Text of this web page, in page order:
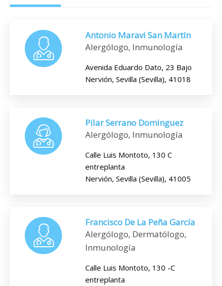
Antonio Maravi San Martín
Alergólogo, Inmunología
Avenida Eduardo Dato, 23 Bajo
Nervión, Sevilla (Sevilla), 41018
Pilar Serrano Dominguez
Alergólogo, Inmunología
Calle Luis Montoto, 130 C
entreplanta
Nervión, Sevilla (Sevilla), 41005
Francisco De La Peña García
Alergólogo, Dermatólogo,
Inmunología
Calle Luis Montoto, 130 -C
entreplanta